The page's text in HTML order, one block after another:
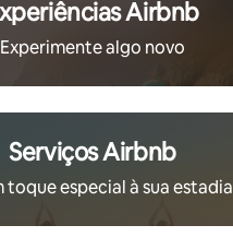
Airbnb
Experimente algo novo
Serviços Airbnb
toque especial à sua estadia